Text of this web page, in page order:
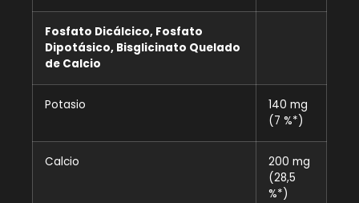
Fosfato Dicálcico, Fosfato
Dipotásico, Bisglicinato Quelado
de Calcio
Potasio
140 mg
(7 %*)
Calcio
200 mg
(28,5
%*)